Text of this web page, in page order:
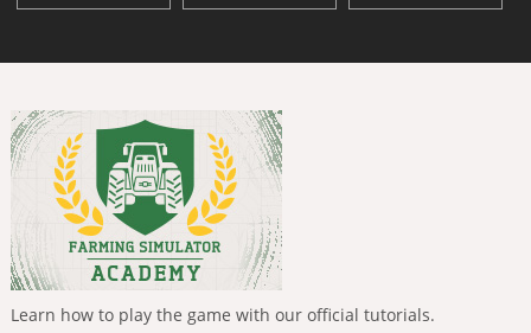
Learn how to play the game with our official tutorials.